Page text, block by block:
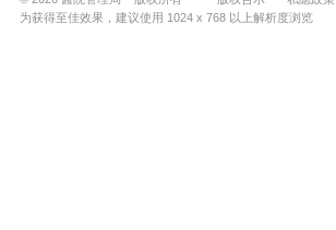
为获得至佳效果，建议使用 1024 x 768 以上解析度浏览